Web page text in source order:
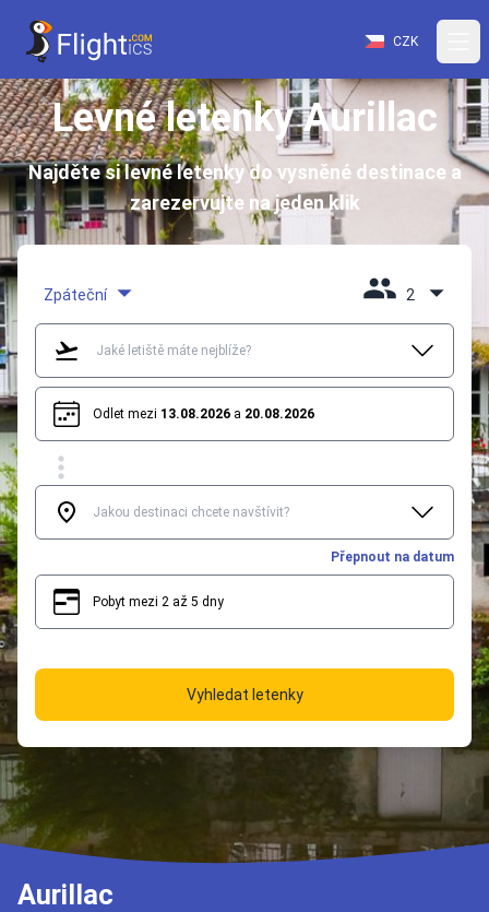
CZK
Levné letenky Aurillac
Najděte si levné letenky do vysněné destinace a
zarezervujte na jeden klik
Zpáteční 2
Odlet mezi 13.08.2026 a 20.08.2026
Přepnout na datum
Pobyt mezi 2 až 5 dny
Vyhledat letenky
Aurillac